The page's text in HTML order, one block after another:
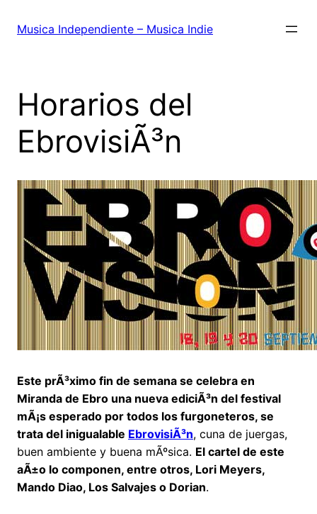
Musica Independiente – Musica Indie
Horarios del
EbrovisiÃ³n
Este prÃ³ximo fin de semana se celebra en
Miranda de Ebro una nueva ediciÃ³n del festival
mÃ¡s esperado por todos los furgoneteros, se
trata del inigualable EbrovisiÃ³n, cuna de juergas,
buen ambiente y buena mÃºsica. El cartel de este
aÃ±o lo componen, entre otros, Lori Meyers,
Mando Diao, Los Salvajes o Dorian.